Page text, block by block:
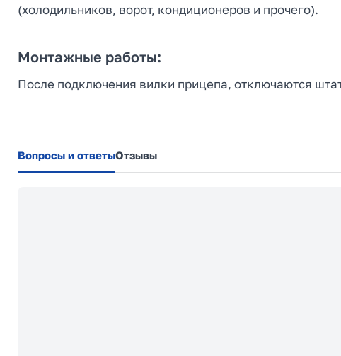
(холодильников, ворот, кондиционеров и прочего).
Монтажные работы:
После подключения вилки прицепа, отключаются
Вопросы и ответыОтзывы